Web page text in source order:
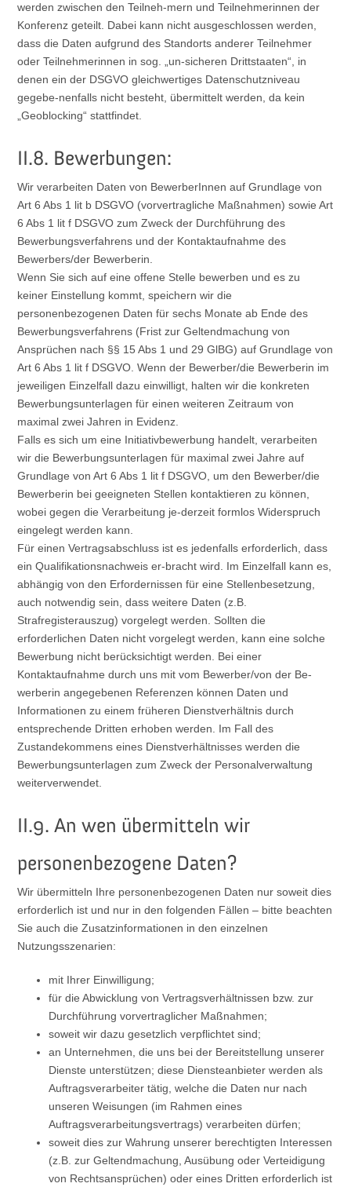
werden zwischen den Teilneh-mern und Teilnehmerinnen der
Konferenz geteilt. Dabei kann nicht ausgeschlossen werden,
dass die Daten aufgrund des Standorts anderer Teilnehmer
oder Teilnehmerinnen in sog. „un-sicheren Drittstaaten“, in
denen ein der DSGVO gleichwertiges Datenschutzniveau
gegebe-nenfalls nicht besteht, übermittelt werden, da kein
„Geoblocking“ stattfindet.
II.8. Bewerbungen:
Wir verarbeiten Daten von BewerberInnen auf Grundlage von
Art 6 Abs 1 lit b DSGVO (vorvertragliche Maßnahmen) sowie Art
6 Abs 1 lit f DSGVO zum Zweck der Durchführung des
Bewerbungsverfahrens und der Kontaktaufnahme des
Bewerbers/der Bewerberin.
Wenn Sie sich auf eine offene Stelle bewerben und es zu
keiner Einstellung kommt, speichern wir die
personenbezogenen Daten für sechs Monate ab Ende des
Bewerbungsverfahrens (Frist zur Geltendmachung von
Ansprüchen nach §§ 15 Abs 1 und 29 GlBG) auf Grundlage von
Art 6 Abs 1 lit f DSGVO. Wenn der Bewerber/die Bewerberin im
jeweiligen Einzelfall dazu einwilligt, halten wir die konkreten
Bewerbungsunterlagen für einen weiteren Zeitraum von
maximal zwei Jahren in Evidenz.
Falls es sich um eine Initiativbewerbung handelt, verarbeiten
wir die Bewerbungsunterlagen für maximal zwei Jahre auf
Grundlage von Art 6 Abs 1 lit f DSGVO, um den Bewerber/die
Bewerberin bei geeigneten Stellen kontaktieren zu können,
wobei gegen die Verarbeitung je-derzeit formlos Widerspruch
eingelegt werden kann.
Für einen Vertragsabschluss ist es jedenfalls erforderlich, dass
ein Qualifikationsnachweis er-bracht wird. Im Einzelfall kann es,
abhängig von den Erfordernissen für eine Stellenbesetzung,
auch notwendig sein, dass weitere Daten (z.B.
Strafregisterauszug) vorgelegt werden. Sollten die
erforderlichen Daten nicht vorgelegt werden, kann eine solche
Bewerbung nicht berücksichtigt werden. Bei einer
Kontaktaufnahme durch uns mit vom Bewerber/von der Be-
werberin angegebenen Referenzen können Daten und
Informationen zu einem früheren Dienstverhältnis durch
entsprechende Dritten erhoben werden. Im Fall des
Zustandekommens eines Dienstverhältnisses werden die
Bewerbungsunterlagen zum Zweck der Personalverwaltung
weiterverwendet.
II.9. An wen übermitteln wir
personenbezogene Daten?
Wir übermitteln Ihre personenbezogenen Daten nur soweit dies
erforderlich ist und nur in den folgenden Fällen – bitte beachten
Sie auch die Zusatzinformationen in den einzelnen
Nutzungsszenarien:
mit Ihrer Einwilligung;
für die Abwicklung von Vertragsverhältnissen bzw. zur
Durchführung vorvertraglicher Maßnahmen;
soweit wir dazu gesetzlich verpflichtet sind;
an Unternehmen, die uns bei der Bereitstellung unserer
Dienste unterstützen; diese Diensteanbieter werden als
Auftragsverarbeiter tätig, welche die Daten nur nach
unseren Weisungen (im Rahmen eines
Auftragsverarbeitungsvertrags) verarbeiten dürfen;
soweit dies zur Wahrung unserer berechtigten Interessen
(z.B. zur Geltendmachung, Ausübung oder Verteidigung
von Rechtsansprüchen) oder eines Dritten erforderlich ist